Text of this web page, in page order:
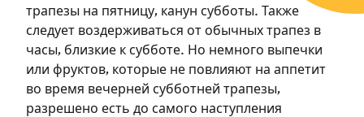
трапезы на пятницу, канун субботы. Также
следует воздерживаться от обычных трапез в
часы, близкие к субботе. Но немного выпечки
или фруктов, которые не повлияют на аппетит
во время вечерней субботней трапезы,
разрешено есть до самого наступления